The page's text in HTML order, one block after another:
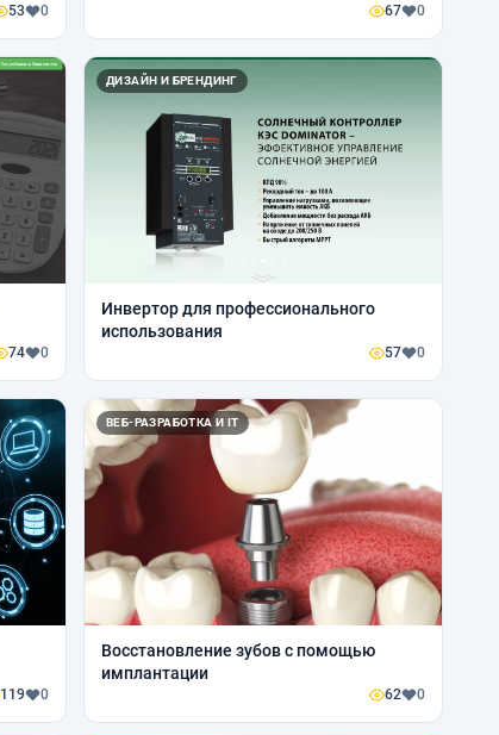
53 0 67 0
74 0
ДИЗАЙН И БРЕНДИНГ
Инвертор для профессионального
использования
57 0
119 0
ВЕБ-РАЗРАБОТКА И IT
Восстановление зубов с помощью
имплантации
62 0